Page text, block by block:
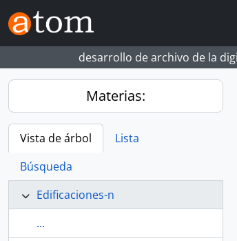
Skip to main content
desarrollo de archivo de la
Materias:
Vista de árbol
Lista
Búsqueda
Edificaciones-n
...